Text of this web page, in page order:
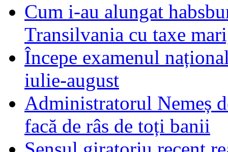
Cum i-au alungat
Transilvania cu taxe
Începe examenul
iulie-august
Administratorul Nemeș
facă de râs de toți banii